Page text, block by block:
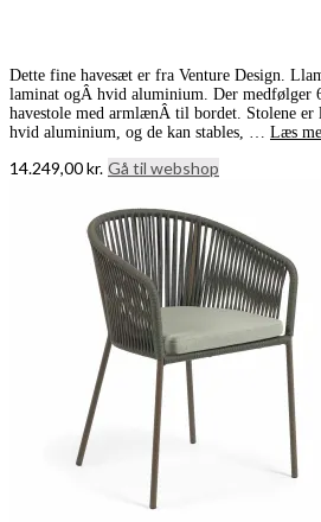
Dette fine havesæt er fra Venture Design.
laminat ogÂ hvid aluminium. Der medfølger
havestole med armlænÂ til bordet. Stolene
hvid aluminium, og de kan stables, … Læs
14.249,00kr. Gå til webshop